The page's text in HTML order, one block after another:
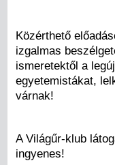
Közérthető
izgalmas
ismeretektől a
egyetemistákat,
várnak!
A Világűr-klub
ingyenes!